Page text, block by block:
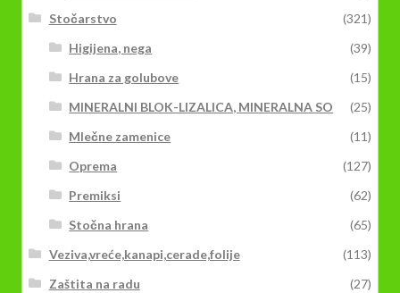
Stočarstvo
(321)
Higijena, nega
(39)
Hrana za golubove
(15)
MINERALNI BLOK-LIZALICA, MINERALNA SO
(25)
Mlečne zamenice
(11)
Oprema
(127)
Premiksi
(62)
Stočna hrana
(65)
Veziva,vreće,kanapi,cerade,folije
(113)
Zaštita na radu
(27)